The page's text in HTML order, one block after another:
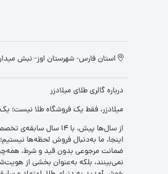
استان فارس- شهرستان اوز- نبش
درباره گالری طلای میلادزر
میلادزر، فقط یک فروشگاه طلا نیست؛
از سال‌ها پیش، با ۱۴ سال سابقه‌ی تخصصی در صنعت طلا و جواهر، مسیری را آغاز کردیم تا «اعتماد» را با «زیبایی» ترکیب کنیم.
اینجا، ما به‌دنبال فروش لحظه‌ها
ضمانت مرجوعی بدون قید و شرط،
نمی‌بینند، بلکه به‌عنوان بخشی از